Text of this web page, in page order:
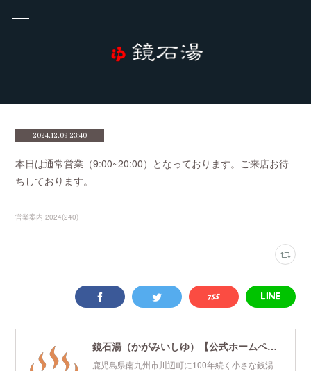
2024.12.09 23:40
本日は通常営業（9:00~20:00）となっております。ご来店お待
ちしております。
営業案内 2024(240)
鏡石湯（かがみいしゆ）【公式ホームページ】
鹿児島県南九州市川辺町に100年続く小さな銭湯